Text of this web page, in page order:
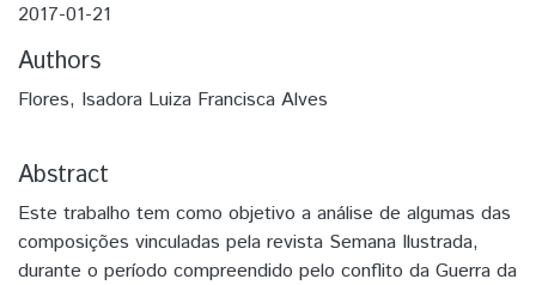
2017-01-21
Authors
Flores, Isadora Luiza Francisca Alves
Abstract
Este trabalho tem como objetivo a análise de algumas das
composições vinculadas pela revista Semana Ilustrada,
durante o período compreendido pelo conflito da Guerra da